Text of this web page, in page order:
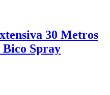
30 Metros
Spray